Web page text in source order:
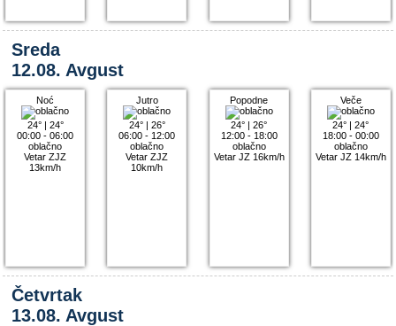
Sreda
12.08. Avgust
Noć
24°| 24°
00:00 - 06:00
oblačno
Vetar ZJZ
13km/h
Jutro
24°| 26°
06:00 - 12:00
oblačno
Vetar ZJZ
10km/h
Popodne
24° |26°
12:00 - 18:00
oblačno
Vetar JZ 16km/h
Veče
24° |24°
18:00 - 00:00
oblačno
Vetar JZ 14km/h
Četvrtak
13.08. Avgust